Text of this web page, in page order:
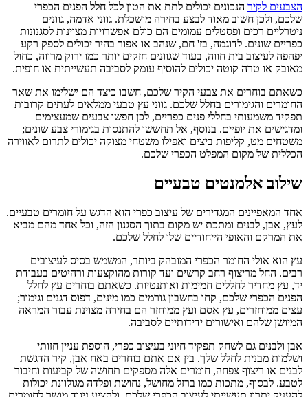
הצבעים לקיר הנכונים יכולים לתת את הטון לכל חלל הפנים הכפרי
שלכם, ולכן חשוב מאוד לבצע בחירה מושכלת. גווני אדמה, גוונים
ניטרליים רכים ופסטלים עמומים הם כולם אפשרויות מצוינות לסגנונות
כפריים שונים. לדוגמה, בז' חם, שנהב או אפור בהיר יכולים לספק רקע
יפהפה לעיצוב בית חווה, בעוד שגוונים חזקים יותר כמו ירוק מרווה, כחול
מאובק או טרה קוטה יכולים להוסיף עומק לסביבה תעשייתית או חופית.
כשאתם בוחרים את צבעי הקיר שלכם, חשבו כיצד הם ישלימו את שאר
החומרים והגימורים בחלל שלכם. גווני עץ טבעי ממלאים לעתים קרובות
תפקיד משמעותי בחללי פנים כפריים, לכן חפשו צבעים שמעצימים
ומדגישים את יופיים. בנוסף, אל תחששו להתנסות בגימורי צבע שונים;
משטחים מט, קליפות ביצים ואפילו משטחי מצוקה יכולים לתרום לאווירה
הכללית של מקום המפלט הכפרי שלכם.
שילוב אלמנטים טבעיים
אחד המאפיינים המגדירים של עיצוב כפרי הוא הדגש על חומרים טבעיים.
לעץ, אבן, לבנים ומתכת יש מקום בתוך הסגנון הזה, וכל אחד מהם מביא
את המרקם והאופי הייחודיים שלו לחלל שלכם.
עץ הוא אולי החומר הכפרי המובהק ביותר, המשמש בסיס לעיצובים
רבים. החל מריצוף רחב קרשים ועד קורות מהוקצעות ורהיטים בעבודת
יד, עץ מחדיר לחללים חמימות ואותנטיות. כשאתם בוחרים עץ לחלל
הפנים הכפרי שלכם, קחו בחשבון גורמים כמו מינים, דפוס דגנים וגימור;
עצים ממוחזרים, עץ אסם ועץ ממוחזר הם בחירה מצוינת עבור המראה
המיושן שלהם ואישורים ידידותיים לסביבה.
אבן ולבנים גם לשחק תפקיד חיוני בעיצוב כפרי, הוספת עניין חזותי
ושלמות מבנית לחלל שלך. בין אם אתם בוחרים באח אבן, קיר הדגשת
לבנים או ריצוף צפחה, חומרים אלה מספקים תחושה של קביעות וחיבור
לטבע. לבסוף, מתכות כמו ברזל מחושל, נחושת ופלדה מגולוונת יכולות